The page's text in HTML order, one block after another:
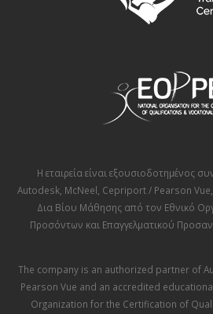
Η εταιρεία είναι εξουσιοδοτημένος
Autodesk, McNeel Cepriport / Pearson Vue
Δια Βίου Μάθησης από τον Εθνικό
Προσόντων και Επαγγελματικού
The company is an authorized partner of
Pearson Vue and an accredited
Organization for the Certification of